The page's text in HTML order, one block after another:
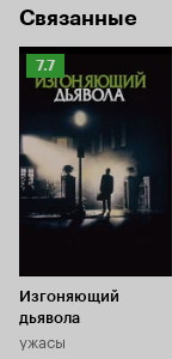
Связанные
Рейтинг
Кинопоиска
7.7
Изгоняющий
дьявола
ужасы